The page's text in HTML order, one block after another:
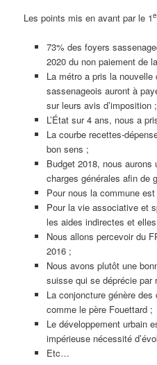
Les points mis en avant par le 1
73% des foyers
2020 du non paiement de
La métro a pris la
sassenageois auront à
sur leurs avis d’imposition ;
L’État sur 4 ans, nous a
La courbe recettes-
bon sens ;
Budget 2018, nous
charges générales afin de
Pour nous la commune
Pour la vie associative et
les aides indirectes et
Nous allons percevoir du
2016 ;
Nous avons plutôt une
suisse qui se déprécie par
La conjoncture génère
comme le père Fouettard ;
Le développement urbain
impérieuse nécessité
Etc…